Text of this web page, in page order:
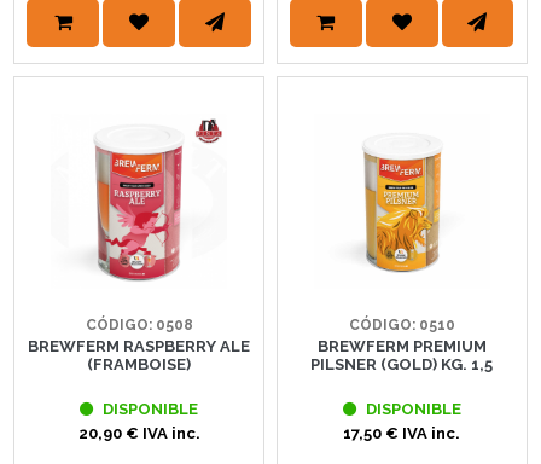
CÓDIGO: 0508
BREWFERM RASPBERRY ALE
(FRAMBOISE)
DISPONIBLE
20,90 € IVA inc.
CÓDIGO: 0510
BREWFERM PREMIUM
PILSNER (GOLD) KG. 1,5
DISPONIBLE
17,50 € IVA inc.